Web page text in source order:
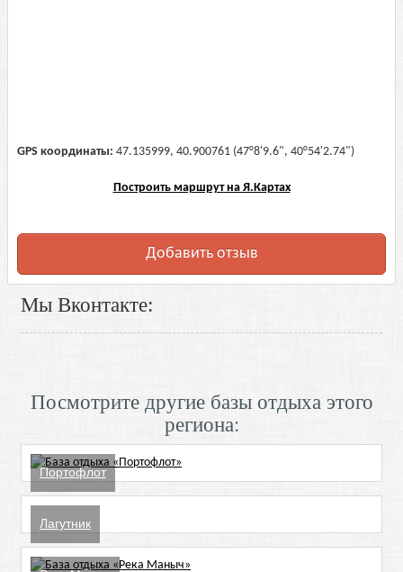
GPS координаты: 47.135999, 40.900761 (47°8'9.6", 40°54'2.74")
Построить маршрут на Я.Картах
Добавить отзыв
Мы Вконтакте:
Посмотрите другие базы отдыха этого
региона:
Портофлот
Лагутник